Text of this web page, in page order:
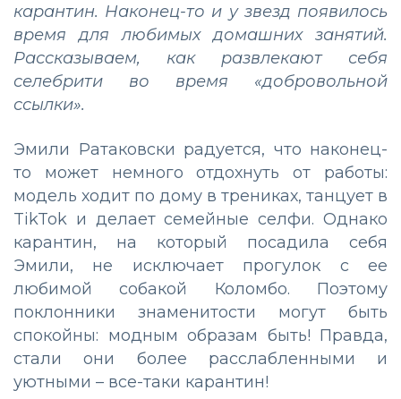
карантин. Наконец-то и у звезд появилось
время для любимых домашних занятий.
Рассказываем, как развлекают себя
селебрити во время «добровольной
ссылки».
Эмили Ратаковски радуется, что наконец-
то может немного отдохнуть от работы:
модель ходит по дому в трениках, танцует в
TikTok и делает семейные селфи. Однако
карантин, на который посадила себя
Эмили, не исключает прогулок с ее
любимой собакой Коломбо. Поэтому
поклонники знаменитости могут быть
спокойны: модным образам быть! Правда,
стали они более расслабленными и
уютными – все-таки карантин!